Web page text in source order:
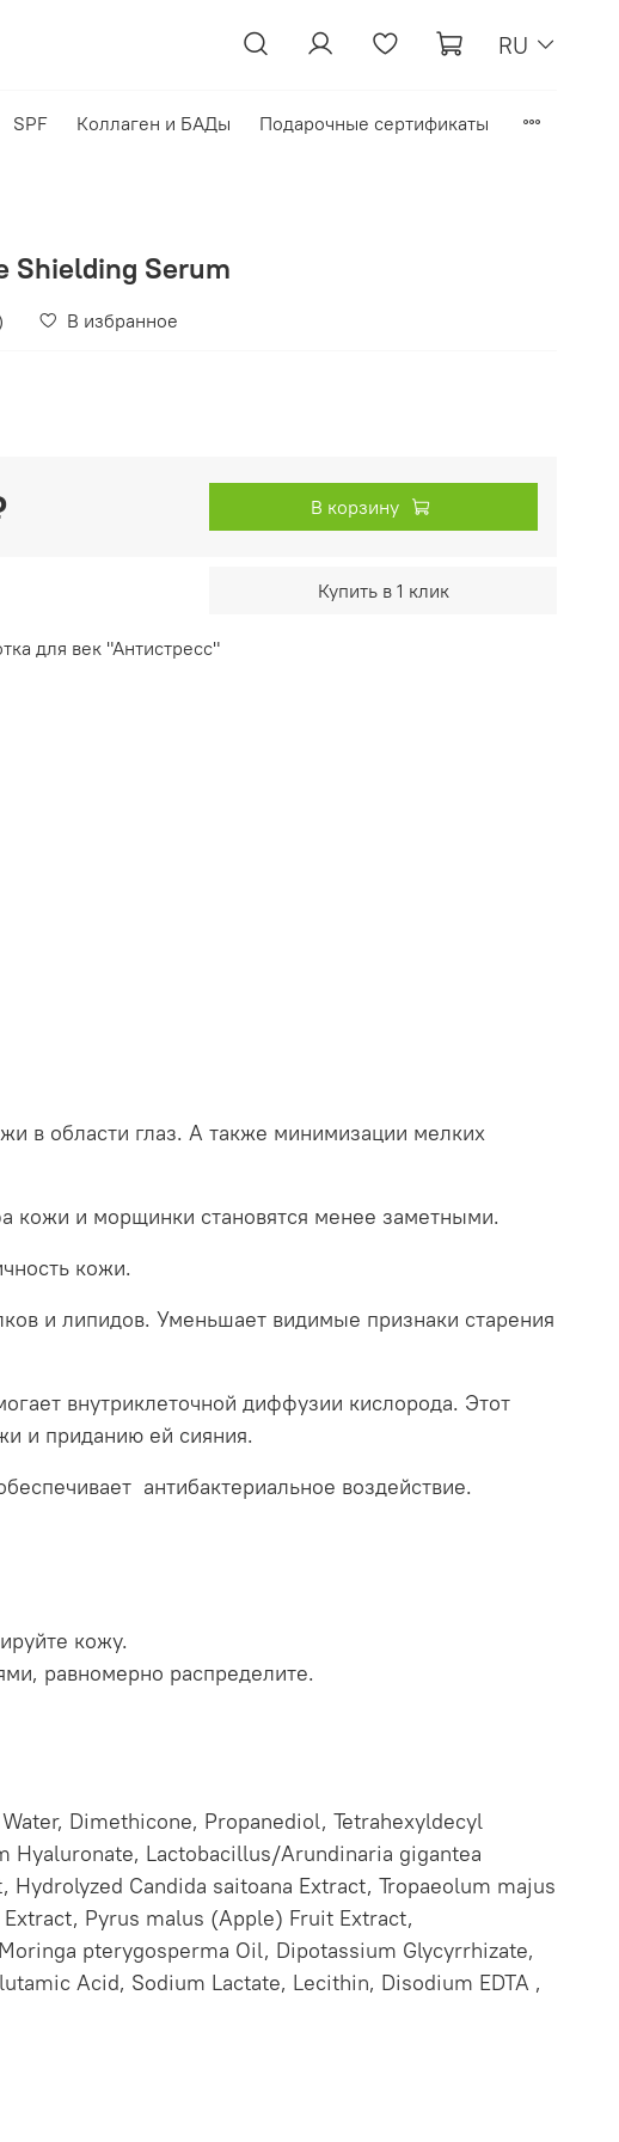
RU
SPF Коллаген и БАДы Подарочные сертификаты
Shielding Serum
В избранное
В корзину
Купить в 1 клик
для век "Антистресс"
в области глаз. А также минимизации мелких
кожи и морщинки становятся менее заметными.
кожи.
и липидов. Уменьшает видимые признаки старения
внутриклеточной диффузии кислорода. Этот
и приданию ей сияния.
антибактериальное воздействие.
кожу.
равномерно распределите.
Dimethicone, Propanediol, Tetrahexyldecyl
Hyaluronate, Lactobacillus/Arundinaria gigantea
Candida saitoana Extract, Tropaeolum majus
Pyrus malus (Apple) Fruit Extract,
pterygosperma Oil, Dipotassium Glycyrrhizate,
Acid, Sodium Lactate, Lecithin, Disodium EDTA ,